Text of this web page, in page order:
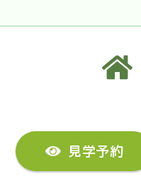
見学予約